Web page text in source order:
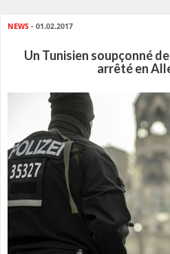
NEWS - 01.02.2017
Un Tunisien soupçonné
arrêté en